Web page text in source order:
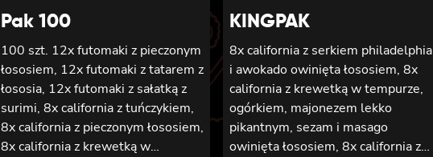
Pak 100
100 szt. 12x futomaki z pieczonym
łososiem, 12x futomaki z tatarem z
łososia, 12x futomaki z sałatką z
surimi, 8x california z tuńczykiem,
8x california z pieczonym łososiem,
8x california z krewetką w
KINGPAK
8x california z serkiem philadelphia
i awokado owinięta łososiem, 8x
california z krewetką w tempurze,
ogórkiem, majonezem lekko
pikantnym, sezam i masago
owinięta łososiem, 8x california z